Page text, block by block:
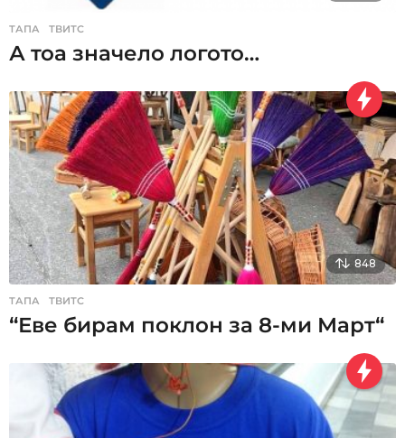
ТАПА ,ТВИТС
А тоа значело логото…
848
ТАПА ,ТВИТС
“Еве бирам поклон за 8-ми Март“